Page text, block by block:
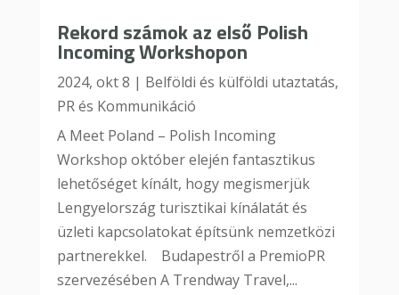
Rekord számok az első Polish
Incoming Workshopon
2024, okt 8 | Belföldi és külföldi utaztatás,
PR és Kommunikáció
A Meet Poland – Polish Incoming
Workshop október elején fantasztikus
lehetőséget kínált, hogy megismerjük
Lengyelország turisztikai kínálatát és
üzleti kapcsolatokat építsünk nemzetközi
partnerekkel. Budapestről a PremioPR
szervezésében A Trendway Travel,...